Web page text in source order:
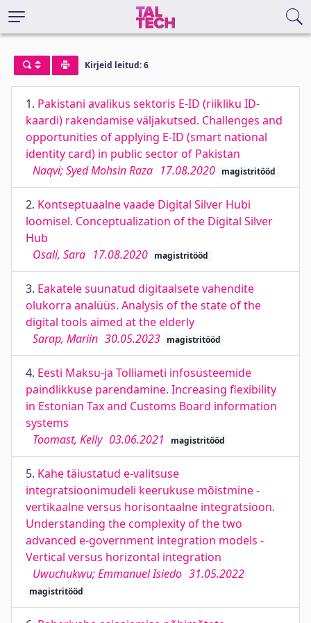
Kirjeid leitud: 6
1. Pakistani avalikus sektoris E-ID (riikliku ID-
kaardi) rakendamise väljakutsed. Challenges and
opportunities of applying E-ID (smart national
identity card) in public sector of Pakistan
Naqvi; Syed Mohsin Raza 17.08.2020 magistritööd
2. Kontseptuaalne vaade Digital Silver Hubi
loomisel. Conceptualization of the Digital Silver
Hub
Osali, Sara 17.08.2020 magistritööd
3. Eakatele suunatud digitaalsete vahendite
olukorra analüüs. Analysis of the state of the
digital tools aimed at the elderly
Sarap, Mariin 30.05.2023 magistritööd
4. Eesti Maksu-ja Tolliameti infosüsteemide
paindlikkuse parendamine. Increasing flexibility
in Estonian Tax and Customs Board information
systems
Toomast, Kelly 03.06.2021 magistritööd
5. Kahe täiustatud e-valitsuse
integratsioonimudeli keerukuse mõistmine -
vertikaalne versus horisontaalne integratsioon.
Understanding the complexity of the two
advanced e-government integration models -
Vertical versus horizontal integration
Uwuchukwu; Emmanuel Isiedo 31.05.2022
magistritööd